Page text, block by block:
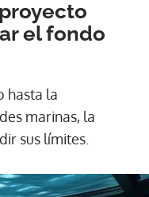
el fondo
hasta la
marinas, la
sus límites.